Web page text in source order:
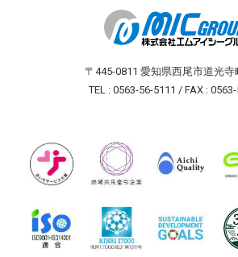
〒445-0811 愛知県西尾市道光寺
TEL : 0563-56-5111 / FAX :